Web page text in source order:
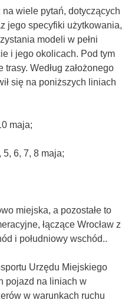
wiele pytań, dotyczących
jego specyfiki użytkowania,
modeli w pełni
i jego okolicach. Pod tym
trasy. Według założonego
się na poniższych liniach
maja;
6, 7, 8 maja;
miejska, a pozostałe to
łączące Wrocław z
i południowy wschód..
Urzędu Miejskiego
pojazd na liniach w
w warunkach ruchu